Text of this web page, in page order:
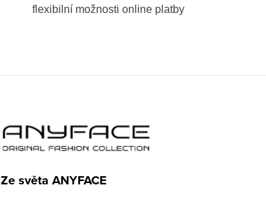
flexibilní možnosti online platby
Ze světa ANYFACE